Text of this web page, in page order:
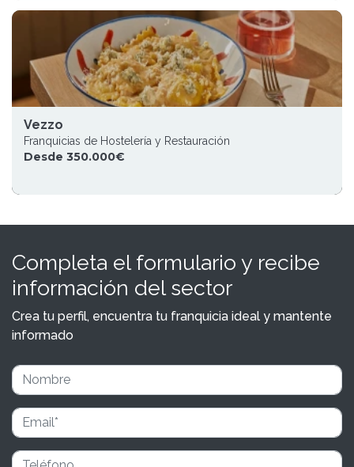
Vezzo
Franquicias de Hostelería y Restauración
Desde 350.000€
Completa el formulario y recibe
información del sector
Crea tu perfil, encuentra tu franquicia ideal y mantente
informado